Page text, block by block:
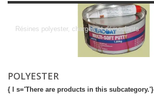
Résines polyester, charges et démoulants
POLYESTER
{ l s='There are products in this subcategory.'}